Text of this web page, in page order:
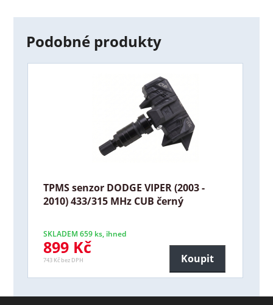
Podobné produkty
TPMS senzor DODGE VIPER (2003 -
2010) 433/315 MHz CUB černý
SKLADEM 659 ks, ihned
899 Kč
743 Kč bez DPH Koupit